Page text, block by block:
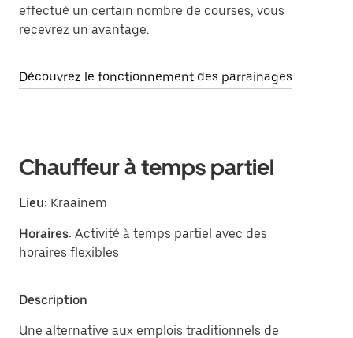
effectué un certain nombre de courses, vous
recevrez un avantage.
Découvrez le fonctionnement des parrainages
Chauffeur à temps partiel
Lieu: Kraainem
Horaires: Activité à temps partiel avec des
horaires flexibles
Description
Une alternative aux emplois traditionnels de